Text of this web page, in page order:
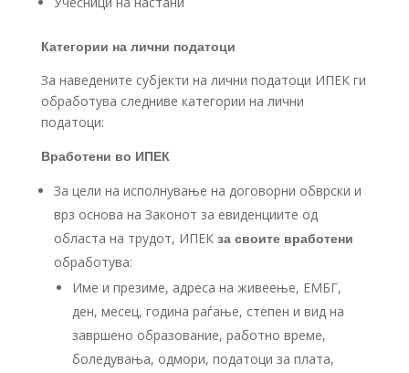
Категории на лични податоци
За наведените субјекти на лични податоци ИПЕК ги
обработува следниве категории на лични
податоци:
Вработени во ИПЕК
За цели на исполнување на договорни обврски и
врз основа на Законот за евиденциите од
областа на трудот, ИПЕК за своите вработени
обработува:
Име и презиме, адреса на живеење, ЕМБГ,
ден, месец, година раѓање, степен и вид на
завршено образование, работно време,
боледувања, одмори, податоци за плата,